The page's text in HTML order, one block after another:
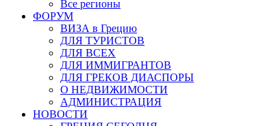
Все регионы
ФОРУМ
ВИЗА в Грецию
ДЛЯ ТУРИСТОВ
ДЛЯ ВСЕХ
ДЛЯ ИММИГРАНТОВ
ДЛЯ ГРЕКОВ ДИАСПОРЫ
О НЕДВИЖИМОСТИ
АДМИНИСТРАЦИЯ
НОВОСТИ